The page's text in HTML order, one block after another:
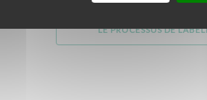
LE PROCESSUS DE